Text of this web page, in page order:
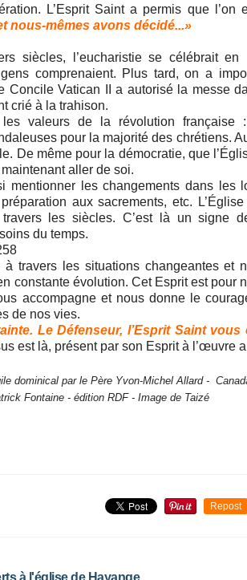
L’Esprit Saint a permis que
nous-mêmes avons décidé...»
siècles, l’eucharistie se célébrait en
comprenaient. Plus tard, on a
Concile Vatican II a autorisé la messe
crié à la trahison.
valeurs de la révolution française :
pour la majorité des chrétiens.
De même pour la démocratie, que
aller de soi.
mentionner les changements dans les
aux sacrements, etc.
travers les siècles. C’est là un signe
du temps.
à travers les situations changeantes et
constante évolution. Cet Esprit est pour
accompagne et nous donne le
de nos vies.
Le Défenseur, l’Esprit Saint
est là, présent par son Esprit à l’œuvre
dominical par le Père Yvon-Michel Allard -
Fontaine - édition RDF - Image de Taizé
Repost
à l'église de Hayange